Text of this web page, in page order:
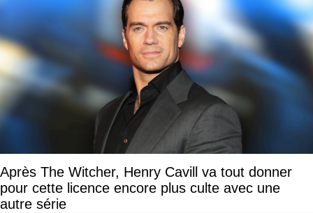
Après The Witcher, Henry Cavill va tout donner
pour cette licence encore plus culte avec une
autre série